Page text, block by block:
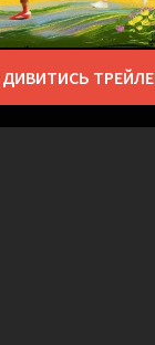
ДИВИТИСЬ